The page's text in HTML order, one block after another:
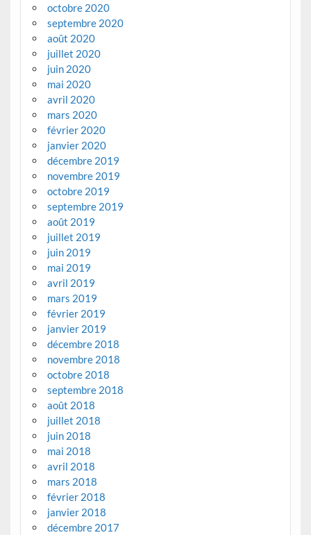
octobre 2020
septembre 2020
août 2020
juillet 2020
juin 2020
mai 2020
avril 2020
mars 2020
février 2020
janvier 2020
décembre 2019
novembre 2019
octobre 2019
septembre 2019
août 2019
juillet 2019
juin 2019
mai 2019
avril 2019
mars 2019
février 2019
janvier 2019
décembre 2018
novembre 2018
octobre 2018
septembre 2018
août 2018
juillet 2018
juin 2018
mai 2018
avril 2018
mars 2018
février 2018
janvier 2018
décembre 2017